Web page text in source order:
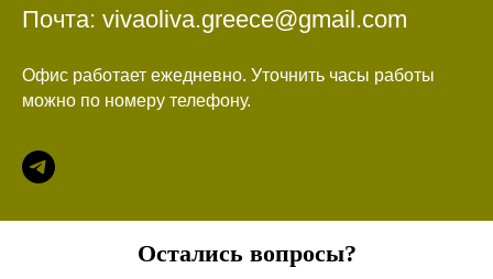
Почта: vivaoliva.greece@gmail.com
Офис работает ежедневно. Уточнить часы работы
можно по номеру телефону.
Остались вопросы?